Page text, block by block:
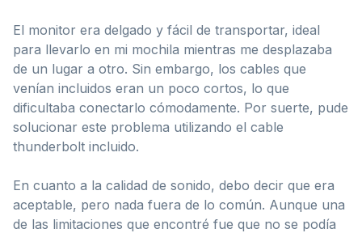
El monitor era delgado y fácil de transportar, ideal
para llevarlo en mi mochila mientras me desplazaba
de un lugar a otro. Sin embargo, los cables que
venían incluidos eran un poco cortos, lo que
dificultaba conectarlo cómodamente. Por suerte, pude
solucionar este problema utilizando el cable
thunderbolt incluido.
En cuanto a la calidad de sonido, debo decir que era
aceptable, pero nada fuera de lo común. Aunque una
de las limitaciones que encontré fue que no se podía